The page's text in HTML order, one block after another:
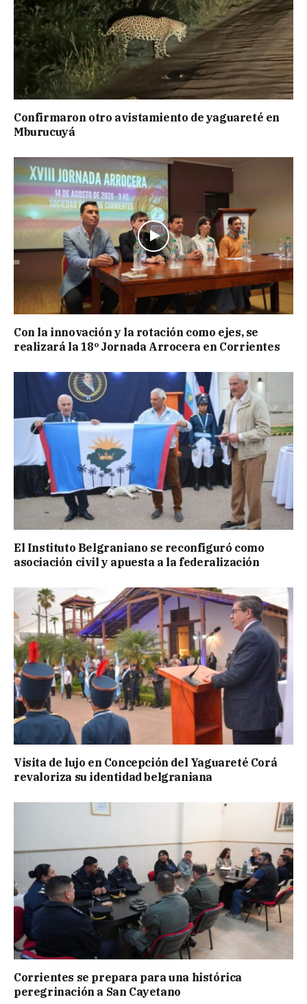
Confirmaron otro avistamiento de yaguareté en
Mburucuyá
Con la innovación y la rotación como ejes, se
realizará la 18º Jornada Arrocera en Corrientes
El Instituto Belgraniano se reconfiguró como
asociación civil y apuesta a la federalización
Visita de lujo en Concepción del Yaguareté Corá
revaloriza su identidad belgraniana
Corrientes se prepara para una histórica
peregrinación a San Cayetano